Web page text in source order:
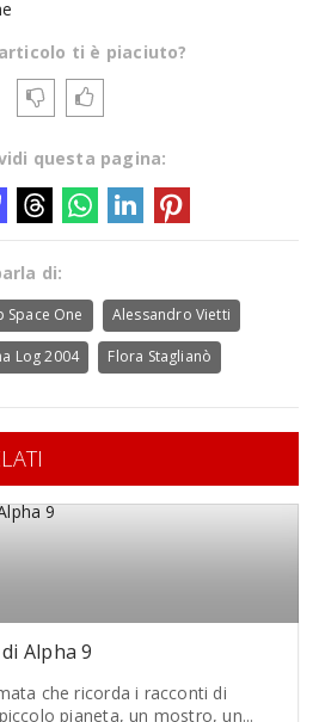
ti è piaciuto?
questa pagina:
di:
Space One Alessandro Vietti
Log 2004 Flora Staglianò
Alpha 9
che ricorda i racconti di
pianeta, un mostro, un...